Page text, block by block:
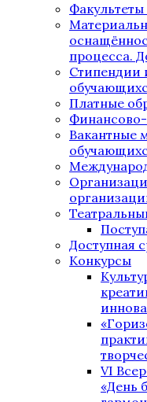
процесса.
Стипендии
Платные
Финансово-
Вакантные
Доступная
Конкурсы
VI
«День